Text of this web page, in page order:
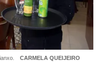
CARMELA QUEIJEIRO